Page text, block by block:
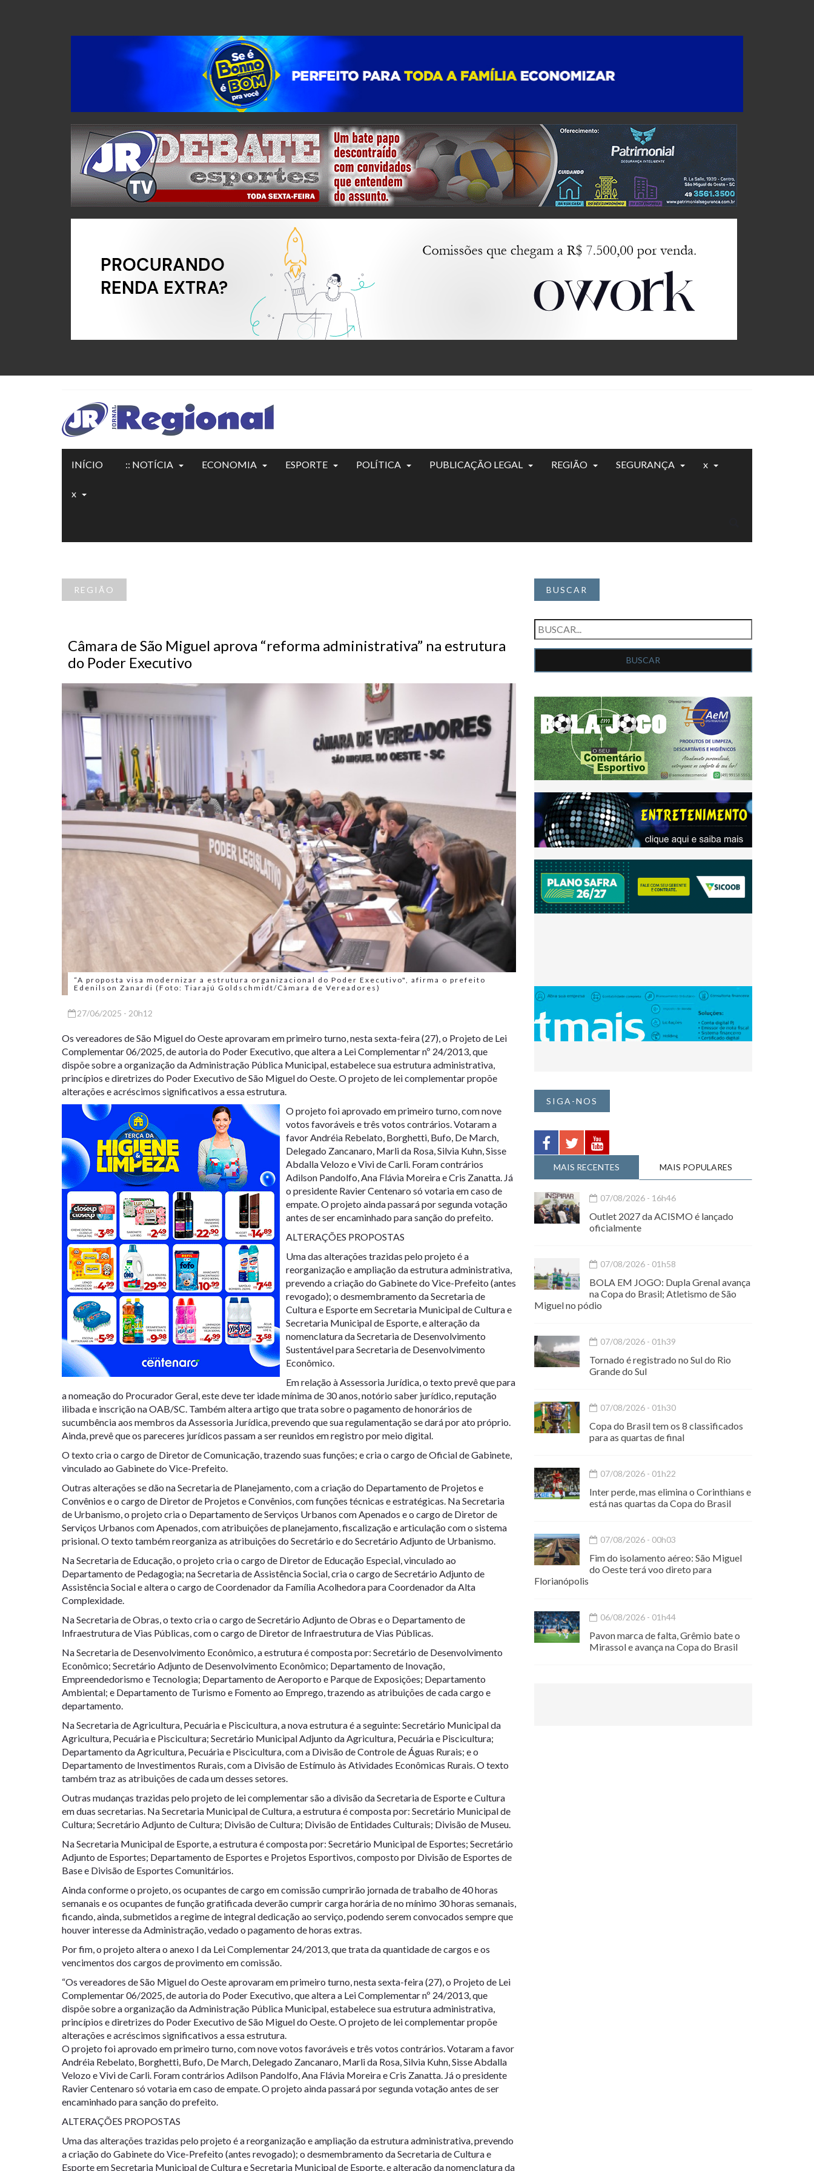
INÍCIO :: NOTÍCIA ECONOMIA ESPORTE POLÍTICA PUBLICAÇÃO LEGAL REGIÃO SEGURANÇA x
x
REGIÃO
Câmara de São Miguel aprova “reforma administrativa” na estrutura
do Poder Executivo
“A proposta visa modernizar a estrutura organizacional do Poder Executivo", afirma o prefeito
Edenilson Zanardi (Foto: Tiarajú Goldschmidt/Câmara de Vereadores)
27/06/2025 - 20h12
Os vereadores de São Miguel do Oeste aprovaram em primeiro turno, nesta sexta-feira (27), o Projeto de Lei
Complementar 06/2025, de autoria do Poder Executivo, que altera a Lei Complementar nº 24/2013, que
dispõe sobre a organização da Administração Pública Municipal, estabelece sua estrutura administrativa,
princípios e diretrizes do Poder Executivo de São Miguel do Oeste. O projeto de lei complementar propõe
alterações e acréscimos significativos a essa estrutura.
O projeto foi aprovado em primeiro turno, com nove
votos favoráveis e três votos contrários. Votaram a
favor Andréia Rebelato, Borghetti, Bufo, De March,
Delegado Zancanaro, Marli da Rosa, Silvia Kuhn, Sisse
Abdalla Velozo e Vivi de Carli. Foram contrários
Adilson Pandolfo, Ana Flávia Moreira e Cris Zanatta. Já
o presidente Ravier Centenaro só votaria em caso de
empate. O projeto ainda passará por segunda votação
antes de ser encaminhado para sanção do prefeito.
ALTERAÇÕES PROPOSTAS
Uma das alterações trazidas pelo projeto é a
reorganização e ampliação da estrutura administrativa,
prevendo a criação do Gabinete do Vice-Prefeito (antes
revogado); o desmembramento da Secretaria de
Cultura e Esporte em Secretaria Municipal de Cultura e
Secretaria Municipal de Esporte, e alteração da
nomenclatura da Secretaria de Desenvolvimento
Sustentável para Secretaria de Desenvolvimento
Econômico.
Em relação à Assessoria Jurídica, o texto prevê que para
a nomeação do Procurador Geral, este deve ter idade mínima de 30 anos, notório saber jurídico, reputação
ilibada e inscrição na OAB/SC. Também altera artigo que trata sobre o pagamento de honorários de
sucumbência aos membros da Assessoria Jurídica, prevendo que sua regulamentação se dará por ato próprio.
Ainda, prevê que os pareceres jurídicos passam a ser reunidos em registro por meio digital.
O texto cria o cargo de Diretor de Comunicação, trazendo suas funções; e cria o cargo de Oficial de Gabinete,
vinculado ao Gabinete do Vice-Prefeito.
Outras alterações se dão na Secretaria de Planejamento, com a criação do Departamento de Projetos e
Convênios e o cargo de Diretor de Projetos e Convênios, com funções técnicas e estratégicas. Na Secretaria
de Urbanismo, o projeto cria o Departamento de Serviços Urbanos com Apenados e o cargo de Diretor de
Serviços Urbanos com Apenados, com atribuições de planejamento, fiscalização e articulação com o sistema
prisional. O texto também reorganiza as atribuições do Secretário e do Secretário Adjunto de Urbanismo.
Na Secretaria de Educação, o projeto cria o cargo de Diretor de Educação Especial, vinculado ao
Departamento de Pedagogia; na Secretaria de Assistência Social, cria o cargo de Secretário Adjunto de
Assistência Social e altera o cargo de Coordenador da Família Acolhedora para Coordenador da Alta
Complexidade.
Na Secretaria de Obras, o texto cria o cargo de Secretário Adjunto de Obras e o Departamento de
Infraestrutura de Vias Públicas, com o cargo de Diretor de Infraestrutura de Vias Públicas.
Na Secretaria de Desenvolvimento Econômico, a estrutura é composta por: Secretário de Desenvolvimento
Econômico; Secretário Adjunto de Desenvolvimento Econômico; Departamento de Inovação,
Empreendedorismo e Tecnologia; Departamento de Aeroporto e Parque de Exposições; Departamento
Ambiental; e Departamento de Turismo e Fomento ao Emprego, trazendo as atribuições de cada cargo e
departamento.
Na Secretaria de Agricultura, Pecuária e Piscicultura, a nova estrutura é a seguinte: Secretário Municipal da
Agricultura, Pecuária e Piscicultura; Secretário Municipal Adjunto da Agricultura, Pecuária e Piscicultura;
Departamento da Agricultura, Pecuária e Piscicultura, com a Divisão de Controle de Águas Rurais; e o
Departamento de Investimentos Rurais, com a Divisão de Estímulo às Atividades Econômicas Rurais. O texto
também traz as atribuições de cada um desses setores.
Outras mudanças trazidas pelo projeto de lei complementar são a divisão da Secretaria de Esporte e Cultura
em duas secretarias. Na Secretaria Municipal de Cultura, a estrutura é composta por: Secretário Municipal de
Cultura; Secretário Adjunto de Cultura; Divisão de Cultura; Divisão de Entidades Culturais; Divisão de Museu.
Na Secretaria Municipal de Esporte, a estrutura é composta por: Secretário Municipal de Esportes; Secretário
Adjunto de Esportes; Departamento de Esportes e Projetos Esportivos, composto por Divisão de Esportes de
Base e Divisão de Esportes Comunitários.
Ainda conforme o projeto, os ocupantes de cargo em comissão cumprirão jornada de trabalho de 40 horas
semanais e os ocupantes de função gratificada deverão cumprir carga horária de no mínimo 30 horas semanais,
ficando, ainda, submetidos a regime de integral dedicação ao serviço, podendo serem convocados sempre que
houver interesse da Administração, vedado o pagamento de horas extras.
Por fim, o projeto altera o anexo I da Lei Complementar 24/2013, que trata da quantidade de cargos e os
vencimentos dos cargos de provimento em comissão.
“Os vereadores de São Miguel do Oeste aprovaram em primeiro turno, nesta sexta-feira (27), o Projeto de Lei
Complementar 06/2025, de autoria do Poder Executivo, que altera a Lei Complementar nº 24/2013, que
dispõe sobre a organização da Administração Pública Municipal, estabelece sua estrutura administrativa,
princípios e diretrizes do Poder Executivo de São Miguel do Oeste. O projeto de lei complementar propõe
alterações e acréscimos significativos a essa estrutura.
O projeto foi aprovado em primeiro turno, com nove votos favoráveis e três votos contrários. Votaram a favor
Andréia Rebelato, Borghetti, Bufo, De March, Delegado Zancanaro, Marli da Rosa, Silvia Kuhn, Sisse Abdalla
Velozo e Vivi de Carli. Foram contrários Adilson Pandolfo, Ana Flávia Moreira e Cris Zanatta. Já o presidente
Ravier Centenaro só votaria em caso de empate. O projeto ainda passará por segunda votação antes de ser
encaminhado para sanção do prefeito.
ALTERAÇÕES PROPOSTAS
Uma das alterações trazidas pelo projeto é a reorganização e ampliação da estrutura administrativa, prevendo
a criação do Gabinete do Vice-Prefeito (antes revogado); o desmembramento da Secretaria de Cultura e
Esporte em Secretaria Municipal de Cultura e Secretaria Municipal de Esporte, e alteração da nomenclatura da
BUSCAR
SIGA-NOS
MAIS RECENTES MAIS POPULARES
07/08/2026 - 16h46
Outlet 2027 da ACISMO é lançado
oficialmente
07/08/2026 - 01h58
BOLA EM JOGO: Dupla Grenal avança
na Copa do Brasil; Atletismo de São
Miguel no pódio
07/08/2026 - 01h39
Tornado é registrado no Sul do Rio
Grande do Sul
07/08/2026 - 01h30
Copa do Brasil tem os 8 classificados
para as quartas de final
07/08/2026 - 01h22
Inter perde, mas elimina o Corinthians e
está nas quartas da Copa do Brasil
07/08/2026 - 00h03
Fim do isolamento aéreo: São Miguel
do Oeste terá voo direto para
Florianópolis
06/08/2026 - 01h44
Pavon marca de falta, Grêmio bate o
Mirassol e avança na Copa do Brasil